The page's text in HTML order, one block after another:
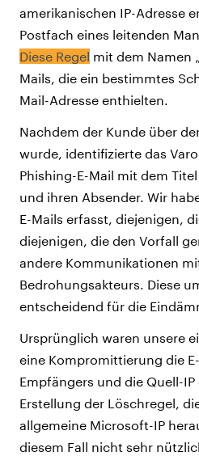
amerikanischen IP-Adresse
Postfach eines leitenden
Diese Regel mit dem Namen
Mails, die ein bestimmtes
Mail-Adresse enthielten.
Nachdem der Kunde über
wurde, identifizierte das
Phishing-E-Mail mit dem Titel
und ihren Absender. Wir
E-Mails erfasst, diejenigen,
diejenigen, die den Vorfall
andere Kommunikationen
Bedrohungsakteurs. Diese
entscheidend für die
Ursprünglich waren unsere
eine Kompromittierung die
Empfängers und die Quell-IP
Erstellung der Löschregel,
allgemeine Microsoft-IP
diesem Fall nicht sehr